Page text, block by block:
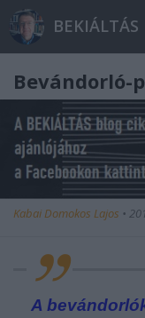
BEKIÁLTÁS
Bevándorló-
Kabai Domokos Lajos •
A